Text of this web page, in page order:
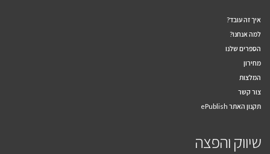
איך זה עובד?
למה אנחנו?
הספרים שלנו
מחירון
המלצות
צור קשר
תקנון האתר ePublish
שיווק והפצה